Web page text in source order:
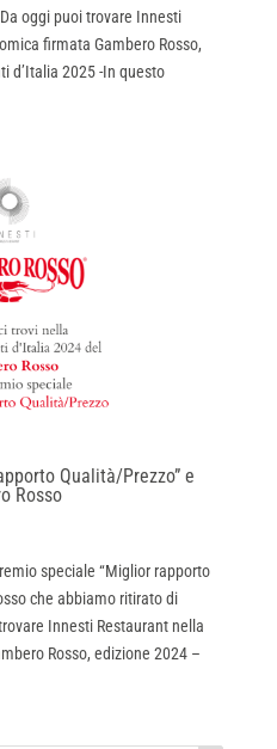
oggi puoi trovare Innesti
firmata Gambero Rosso,
d’Italia 2025 -In questo
Qualità/Prezzo” e
Rosso
speciale “Miglior rapporto
che abbiamo ritirato di
Innesti Restaurant nella
Rosso, edizione 2024 –